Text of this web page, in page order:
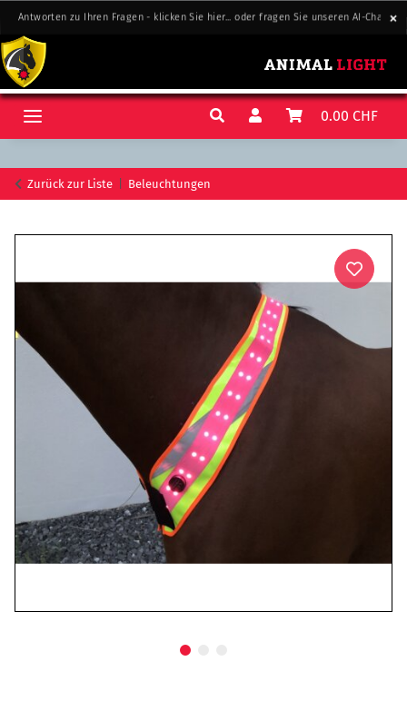
Antworten zu Ihren Fragen - klicken Sie hier... oder fragen Sie unseren AI-Chat-
Antworten zu Ihren Fragen - klicken Sie hier... oder fragen Sie unseren AI-Chat-
0.00 CHF
Zurück zur Liste Beleuchtungen